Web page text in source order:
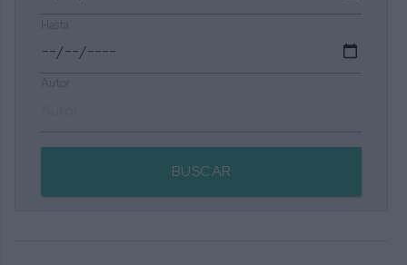
BUSCAR